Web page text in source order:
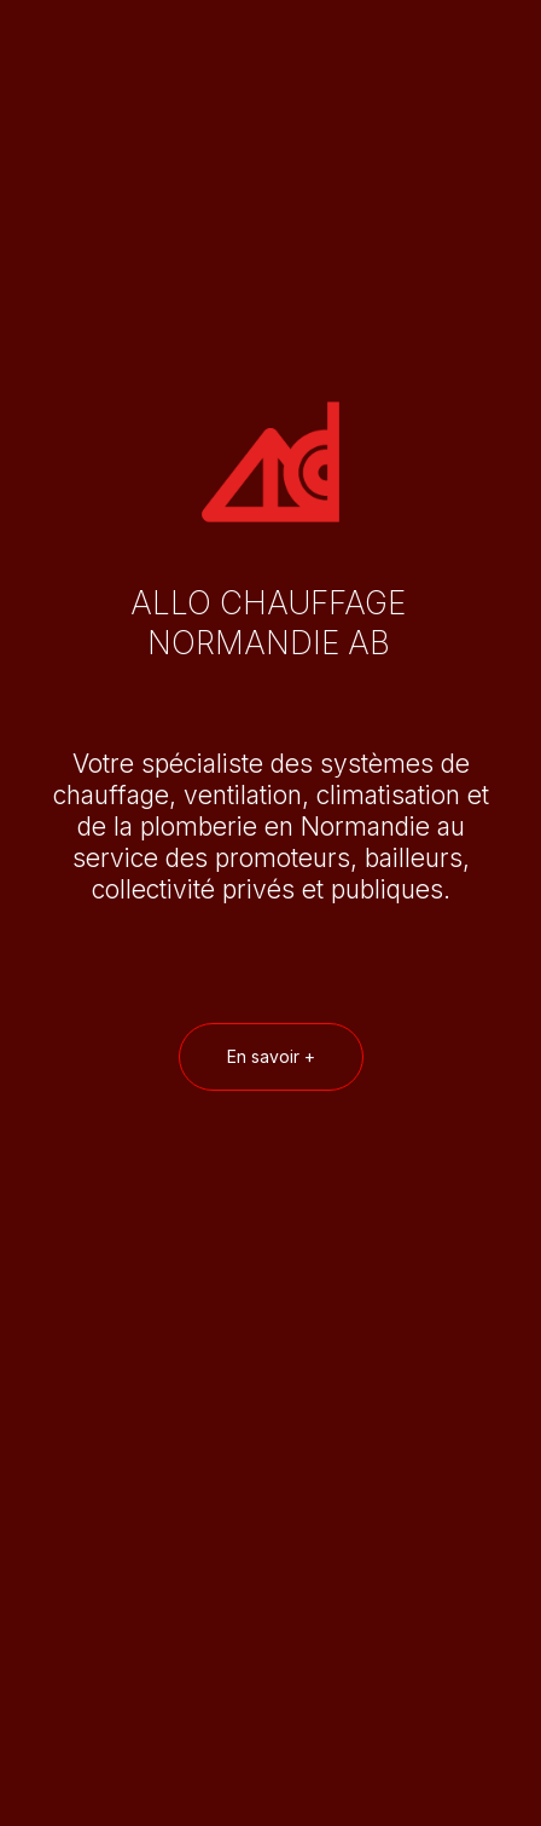
ALLO CHAUFFAGE
NORMANDIE AB
Votre spécialiste des systèmes de
chauffage, ventilation, climatisation et
de la plomberie en Normandie au
service des promoteurs, bailleurs,
collectivité privés et publiques.
En savoir +